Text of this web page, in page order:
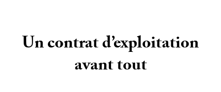
Un contrat d’exploitation
avant tout